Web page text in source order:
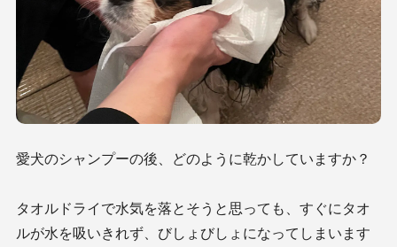
愛犬のシャンプーの後、どのように乾かしていますか？
タオルドライで水気を落とそうと思っても、すぐにタオ
ルが水を吸いきれず、びしょびしょになってしまいます